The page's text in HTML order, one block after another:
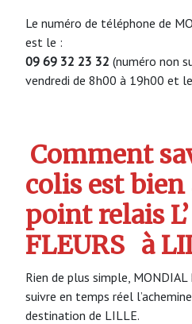
Le numéro de téléphone de
est le :
09 69 32 23 32 (numéro non
vendredi de 8h00 à 19h00 et
Comment
colis est
point relais L’
FLEURS à
Rien de plus simple,
suivre en temps réel
destination de LILLE.